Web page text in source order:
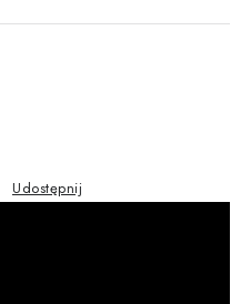
Udostępnij